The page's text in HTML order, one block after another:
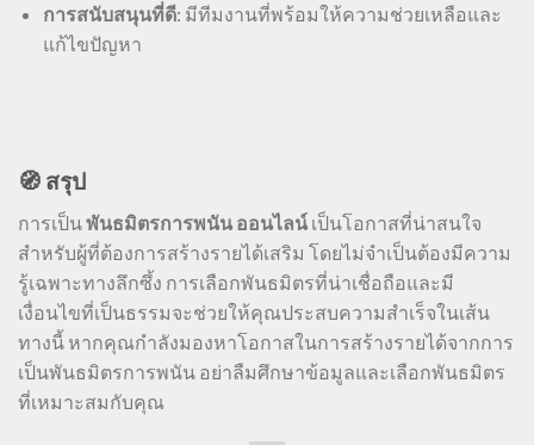
การสนับสนุนที่ดี: มีทีมงานที่พร้อมให้ความช่วยเหลือและ
แก้ไขปัญหา
🧭 สรุป
การเป็นพันธมิตรการพนัน ออนไลน์ เป็นโอกาสที่น่าสนใจ
สำหรับผู้ที่ต้องการสร้างรายได้เสริม โดยไม่จำเป็นต้องมีความ
รู้เฉพาะทางลึกซึ้ง การเลือกพันธมิตรที่น่าเชื่อถือและมี
เงื่อนไขที่เป็นธรรมจะช่วยให้คุณประสบความสำเร็จในเส้น
ทางนี้ หากคุณกำลังมองหาโอกาสในการสร้างรายได้จากการ
เป็นพันธมิตรการพนัน อย่าลืมศึกษาข้อมูลและเลือกพันธมิตร
ที่เหมาะสมกับคุณ